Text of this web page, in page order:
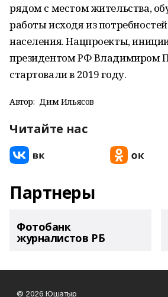
рядом с местом жительства,
работы исходя из
населения. Нацпроекты,
президентом РФ Владимиром
стартовали в 2019 году.
Автор: Дим Ильясов
Читайте нас
Партнеры
Фотобанк
журналистов РБ
© 2026 Юшатыр